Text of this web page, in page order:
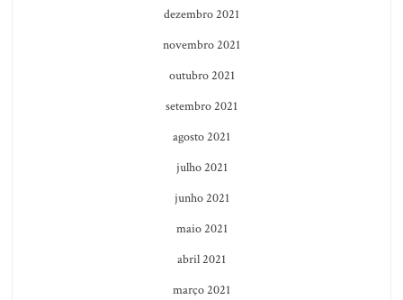
dezembro 2021
novembro 2021
outubro 2021
setembro 2021
agosto 2021
julho 2021
junho 2021
maio 2021
abril 2021
março 2021